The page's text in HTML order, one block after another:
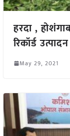
हरदा ,
रिकॉर्ड
May 29, 2021